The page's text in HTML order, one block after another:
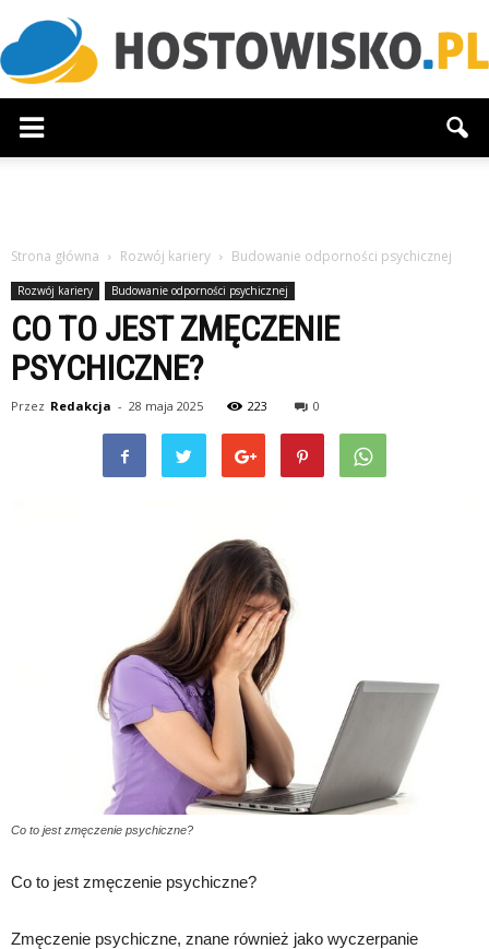
Strona główna Rozwój kariery Budowanie odporności psychicznej
Rozwój kariery Budowanie odporności psychicznej
CO TO JEST ZMĘCZENIE
PSYCHICZNE?
Przez Redakcja - 28 maja 2025 223 0
Co to jest zmęczenie psychiczne?
Co to jest zmęczenie psychiczne?
Zmęczenie psychiczne, znane również jako wyczerpanie